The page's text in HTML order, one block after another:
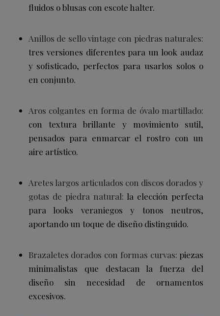
fluidos o blusas con escote halter.
Anillos de sello vintage con piedras naturales:
tres versiones diferentes para un look audaz
y sofisticado, perfectos para usarlos solos o
en conjunto.
Aros colgantes en forma de óvalo martillado:
con textura brillante y movimiento sutil,
pensados para enmarcar el rostro con un
aire artístico.
Aretes largos articulados con discos dorados y
gotas de piedra natural: la elección perfecta
para looks veraniegos y tonos neutros,
aportando un toque de diseño distinguido.
Brazaletes dorados con formas curvas: piezas
minimalistas que destacan la fuerza del
diseño sin necesidad de ornamentos
excesivos.